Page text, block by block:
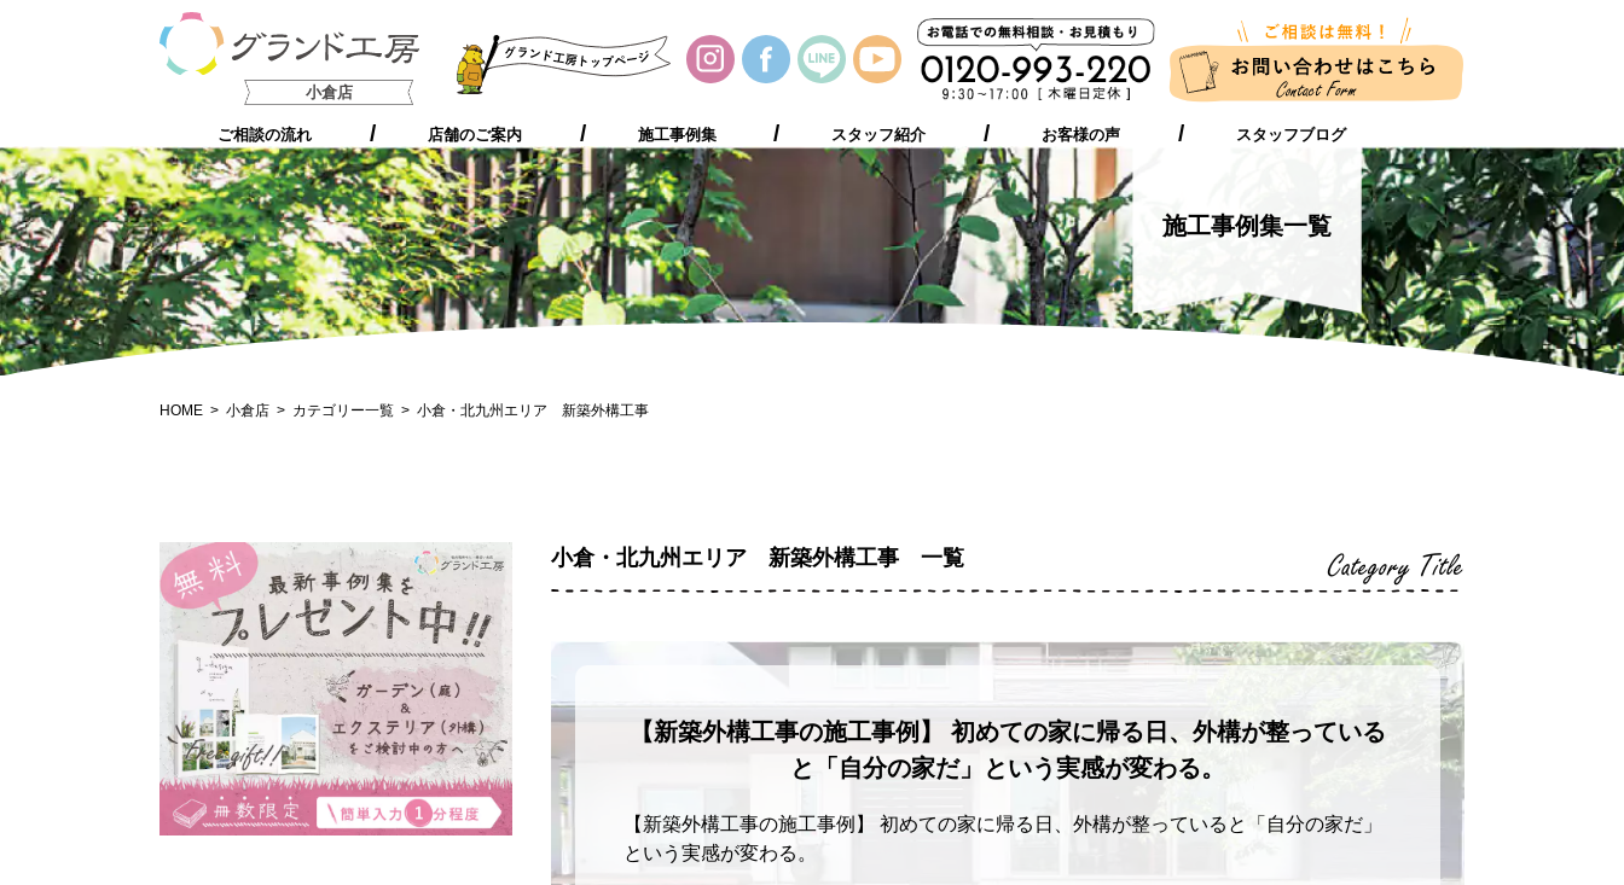
小倉店
ご相談の流れ 店舗のご案内 施工事例集 スタッフ紹介 お客様の声 スタッフブログ
支持される5つの理由 施工事例集 お客様の声 プレゼント ご相談の流れ
新築に伴う
外構工事をお考えの方へ
ガーデンリフォーム
をお考えの方へ
施工事例集一覧
HOME 小倉店 カテゴリー一覧 小倉・北九州エリア 新築外構工事
小倉・北九州エリア 新築外構工事 一覧 Category Title
【新築外構工事の施工事例】 初めての家に帰る日、外構が整っている
と「自分の家だ」という実感が変わる。
【新築外構工事の施工事例】 初めての家に帰る日、外構が整っていると「自分の家だ」
という実感が変わる。